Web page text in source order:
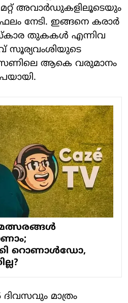
മറ്റ് അവാർഡുകളിലൂടെയും
നേടി. ഇങ്ങനെ കരാർ
തുകകൾ എന്നിവ
സൂര്യവംശിയുടെ
ആകെ വരുമാനം
റൊണാൾഡോ,
മാത്രം